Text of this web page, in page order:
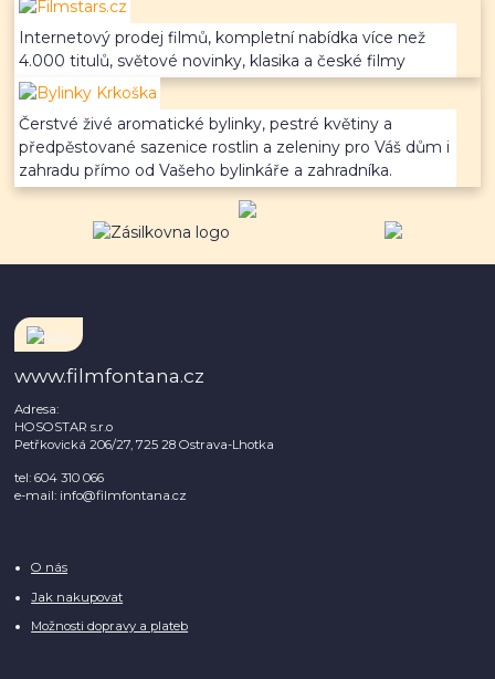
Internetový prodej filmů, kompletní nabídka více než
4.000 titulů, světové novinky, klasika a české filmy
Čerstvé živé aromatické bylinky, pestré květiny a
předpěstované sazenice rostlin a zeleniny pro Váš dům i
zahradu přímo od Vašeho bylinkáře a zahradníka.
www.filmfontana.cz
Adresa:
HOSOSTAR s.r.o
Petřkovická 206/27, 725 28 Ostrava-Lhotka
tel: 604 310 066
e-mail: info@filmfontana.cz
O nás
Jak nakupovat
Možnosti dopravy a plateb